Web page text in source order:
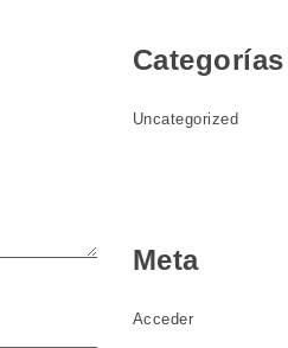
Categorías
Uncategorized
Meta
Acceder